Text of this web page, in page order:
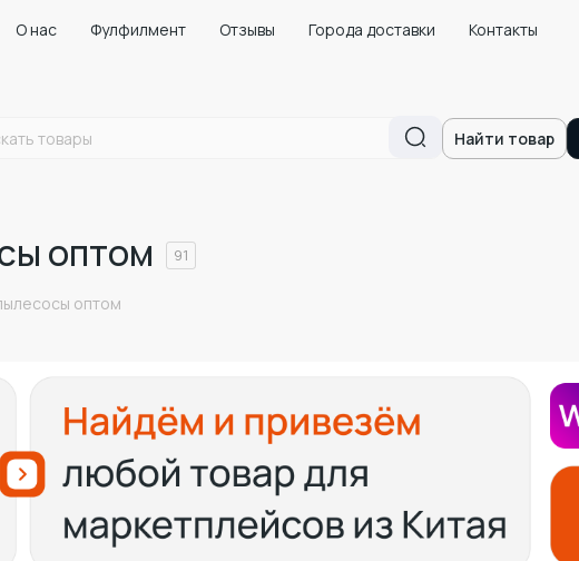
О нас Фулфилмент Отзывы Города доставки
Контакты
Найти товар
оптом 91
оптом